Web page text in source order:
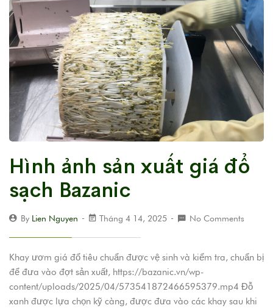
Hình ảnh sản xuất giá đổ
sạch Bazanic
By Lien Nguyen Tháng 4 14, 2025 No Comments
Khay ươm giá đổ tiêu chuẩn được vệ sinh và kiểm tra, chuẩn bị
để đưa vào đợt sản xuất, https://bazanic.vn/wp-
content/uploads/2025/04/573541872466595379.mp4 Đỗ
xanh được lựa chọn kỹ càng, được đưa vào các khay sau khi